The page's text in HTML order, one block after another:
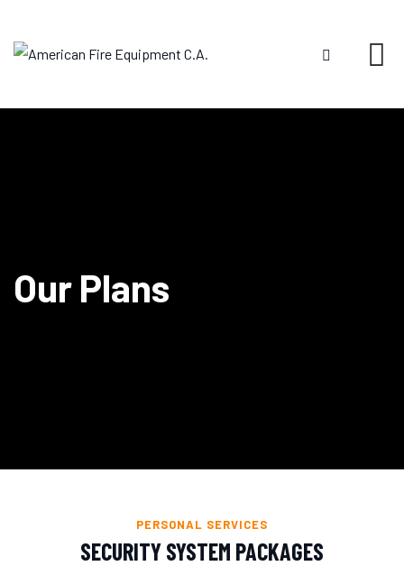
Our Plans
PERSONAL SERVICES
SECURITY SYSTEM PACKAGES